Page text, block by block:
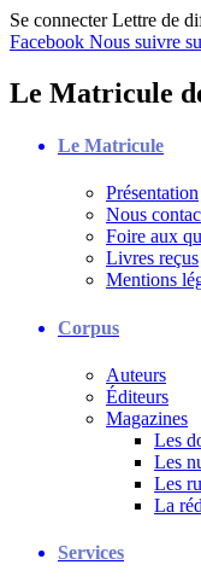
Se connecter Lettre de
Facebook Nous suivre
Le Matricule
Le Matricule
Présentation
Nous
Foire aux
Livres reçus
Mentions
Corpus
Auteurs
Éditeurs
Magazines
Les
Les
Les
La
Services